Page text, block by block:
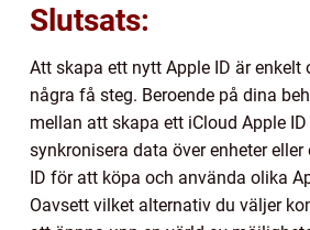
Slutsats:
Att skapa ett nytt Apple ID är enkelt
några få steg. Beroende på dina
mellan att skapa ett iCloud Apple
synkronisera data över enheter
ID för att köpa och använda olika
Oavsett vilket alternativ du väljer